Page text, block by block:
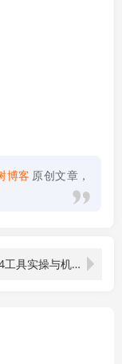
博客 原创文章，
GPT-4工具实操与机器人制作实战课：提示词优化、场景化写作、机器人定制，从使用到创造